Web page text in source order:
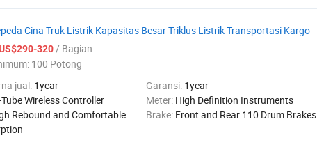
Cina Truk Listrik Kapasitas Besar Triklus Listrik Transportasi Kargo
320/ Bagian
100 Potong
jual: 1year Garansi: 1year
Wireless Controller Meter: High Definition Instruments
Rebound and Comfortable
Brake: Front and Rear 110 Drum Brakes